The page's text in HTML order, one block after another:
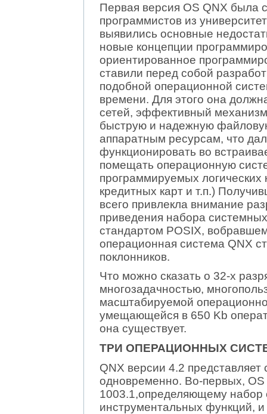
Первая версия OS QNX была
программистов из
выявились основные
новые концепции
ориентированное
ставили перед собой
подобной операционной
времени. Для этого она
сетей, эффективный
быструю и надежную
аппаратным ресурсам, что
функционировать во
помещать операционную
программируемых логических
кредитных карт и т.п.)
всего привлекла внимание
приведения набора
стандартом POSIX,
операционная система QNX
поклонников.
Что можно сказать о 32-х
многозадачностью,
масштабируемой
умещающейся в 650 Kb
она существует.
ТРИ ОПЕРАЦИОННЫХ
QNX версии 4.2
одновременно. Во-первых, OS
1003.1,определяющему набор
инструментальных функций, и